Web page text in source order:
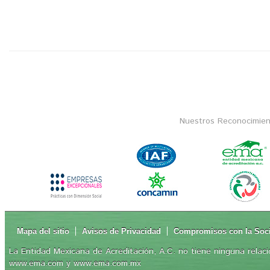
Nuestros
Mapa del sitio Avisos de Privacidad Compromisos con la
La Entidad Mexicana de Acreditación, A.C. no tiene ninguna
www.ema.com y www.ema.com.mx